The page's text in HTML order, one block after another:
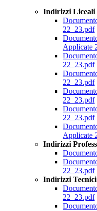
Indirizzi Liceali
22_23.pdf
Applicate
22_23.pdf
22_23.pdf
22_23.pdf
22_23.pdf
Applicate
Indirizzi
22_23.pdf
Indirizzi Tecnici
22_23.pdf